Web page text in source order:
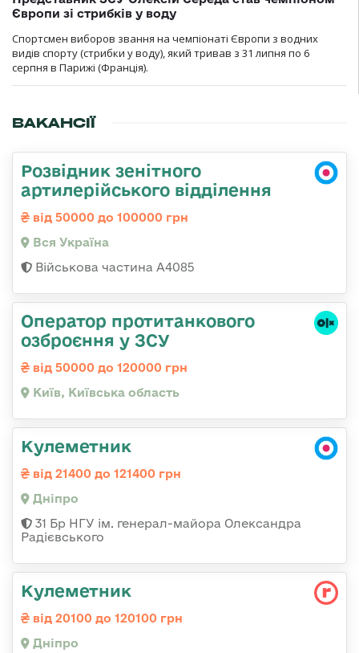
Європи зі стрибків у воду
Спортсмен виборов звання на чемпіонаті Європи з водних
видів спорту (стрибки у воду), який тривав з 31 липня по 6
серпня в Парижі (Франція).
ВАКАНСІЇ
Розвідник зенітного
артилерійського відділення
від 50000 до 100000 грн
Вся Україна
Військова частина А4085
Оператор протитанкового
озброєння у ЗСУ
від 50000 до 120000 грн
Київ, Київська область
Кулеметник
від 21400 до 121400 грн
Дніпро
31 Бр НГУ ім. генерал-майора Олександра
Радієвського
Кулеметник
від 20100 до 120100 грн
Дніпро